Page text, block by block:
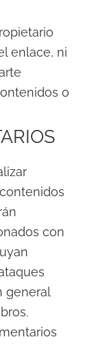
enlace, ni
o
con
general